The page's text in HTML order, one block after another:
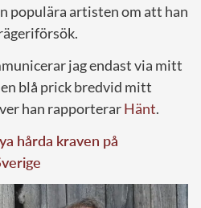
populära artisten om att han
jag endast via mitt
blå prick bredvid mitt
han rapporterarHänt.
hårda kraven på